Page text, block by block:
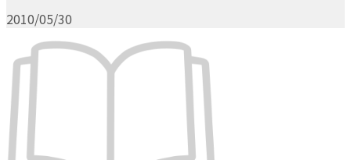
2010/05/30